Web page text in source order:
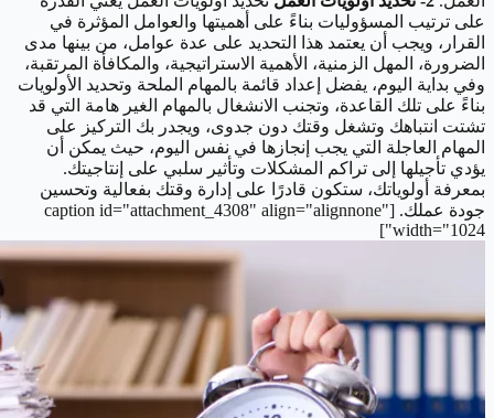
على ترتيب المسؤوليات بناءً على أهميتها والعوامل المؤثرة في
القرار، ويجب أن يعتمد هذا التحديد على عدة عوامل، من بينها مدى
الضرورة، المهل الزمنية، الأهمية الاستراتيجية، والمكافأة المرتقبة،
وفي بداية اليوم، يفضل إعداد قائمة بالمهام الملحة وتحديد الأولويات
بناءً على تلك القاعدة، وتجنب الانشغال بالمهام الغير هامة التي قد
تشتت انتباهك وتشغل وقتك دون جدوى، ويجدر بك التركيز على
المهام العاجلة التي يجب إنجازها في نفس اليوم، حيث يمكن أن
يؤدي تأجيلها إلى تراكم المشكلات وتأثير سلبي على إنتاجيتك.
بمعرفة أولوياتك، ستكون قادرًا على إدارة وقتك بفعالية وتحسين
جودة عملك. [caption id="attachment_4308" align="alignnone"
width="1024"]